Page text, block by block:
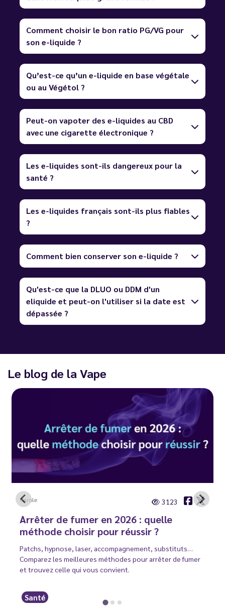
Comment choisir le bon ratio PG/VG pour
son e-liquide ?
Qu’est-ce qu’un e-liquide en base végétale
ou au Végétol ?
Peut-on vapoter des e-liquides au CBD
avec une cigarette électronique ?
Les e-liquides sont-ils dangereux pour la
santé ?
Les e-liquides français sont-ils plus fiables
?
Comment bien conserver son e-liquide ?
Qu'est-ce que la DLUO ou DDM d'un
eliquide et peut-on l'utiliser si la date est
dépassée ?
Le blog de la Vape
Carole 3123
Arrêter de fumer en 2026 : quelle
méthode choisir pour réussir ?
Patchs, hypnose, laser, accompagnement, substituts…
Comparez les meilleures méthodes pour arrêter de fumer
et trouvez celle qui vous convient.
Santé